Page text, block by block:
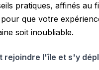
pratiques, affinés au
que votre
soit inoubliable.
rejoindre l'île et s'y